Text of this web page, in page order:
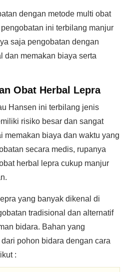
dengan metode multi obat
ini terbilang manjur
saja pengobatan dengan
dan memakan biaya serta
Obat Herbal Lepra
Hansen ini terbilang jenis
risiko besar dan sangat
memakan biaya dan waktu yang
secara medis, rupanya
herbal lepra cukup manjur
yang banyak dikenal di
tradisional dan alternatif
bidara. Bahan yang
pohon bidara dengan cara
: